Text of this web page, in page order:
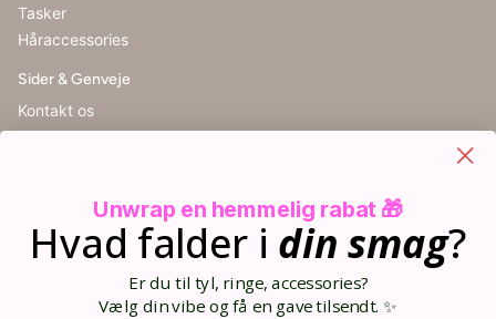
Tasker
Håraccessories
Sider & Genveje
Kontakt os
Handelsbetingelser
Størrelsesguide
Blog
Opret bruger
Unwrap en hemmelig rabat 🎁
Hvad falder i din smag?
Er du til tyl, ringe, accessories?
Vælg din vibe og få en gave tilsendt. ✨